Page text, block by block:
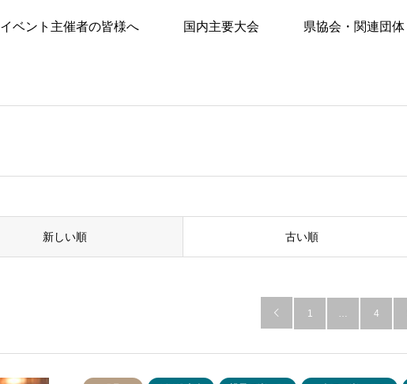
イベント主催者の皆様へ 国内主要大会 県協会・関連団体
新しい順 古い順
 1 … 4